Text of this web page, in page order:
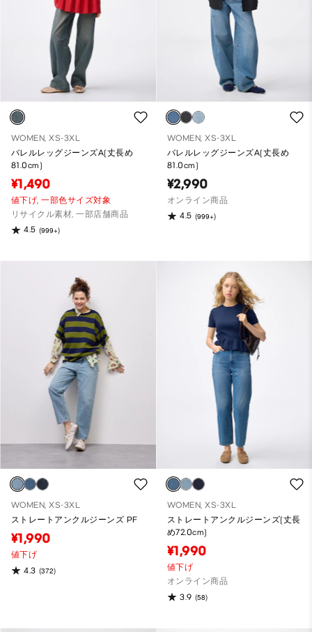
WOMEN, XS-3XL
バレルレッグジーンズA(丈長め
81.0cm)
¥1,490
値下げ,一部色サイズ対象
リサイクル素材, 一部店舗商品
4.5 (999+)
WOMEN, XS-3XL
バレルレッグジーンズA(丈長め
81.0cm)
¥2,990
オンライン商品
4.5 (999+)
WOMEN, XS-3XL
ストレートアンクルジーンズ PF
¥1,990
値下げ
4.3 (372)
WOMEN, XS-3XL
ストレートアンクルジーンズ(丈長
め72.0cm)
¥1,990
値下げ
オンライン商品
3.9 (58)